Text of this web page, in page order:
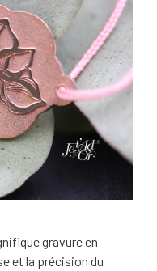
gravure en
et la précision du